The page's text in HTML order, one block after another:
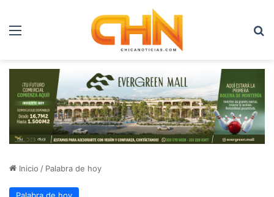
Menú
Inicio / Palabra de hoy